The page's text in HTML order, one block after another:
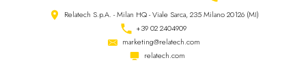
Relatech S.p.A. - Milan HQ - Viale Sarca, 235 Milano 20126 (MI)
+39 02 2404909
marketing@relatech.com
relatech.com